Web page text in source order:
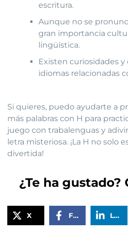
escritura.
Aunque no se
gran importancia
lingüística.
Existen curiosidades
idiomas relacionadas
Si quieres, puedo ayudarte a
más palabras con H para
juego con trabalenguas y
letra misteriosa. ¡La H no solo
divertida!
¿Te ha
X Facebook LinkedIn